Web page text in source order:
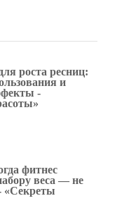
роста ресниц:
и
-
фитнес
веса — не
«Секреты